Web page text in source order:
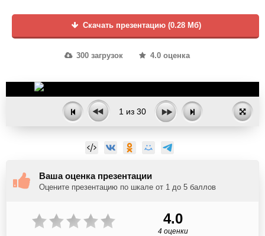
Скачать презентацию (0.28 Мб)
300 загрузок 4.0 оценка
1 из 30
Ваша оценка презентации
Оцените презентацию по шкале от 1 до 5 баллов
4.0
4 оценки